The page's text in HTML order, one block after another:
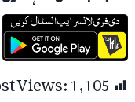
Views:1,105